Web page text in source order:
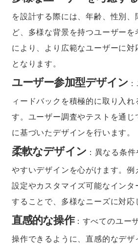
を設計する際には、年齢、性別
ど、多様な背景を持つユーザー
により、より広範なユーザーに
となります。
ユーザー参加型デザイン
ィードバックを積極的に取り入
す。ユーザー調査やテストを通
に基づいたデザインを行います。
柔軟なデザイン ：異なる条
やすいデザインを心がけます。
設定やカスタマイズ可能なイン
することで、多様なニーズに対応
直感的な操作：すべてのユー
操作できるように、直感的なデザ